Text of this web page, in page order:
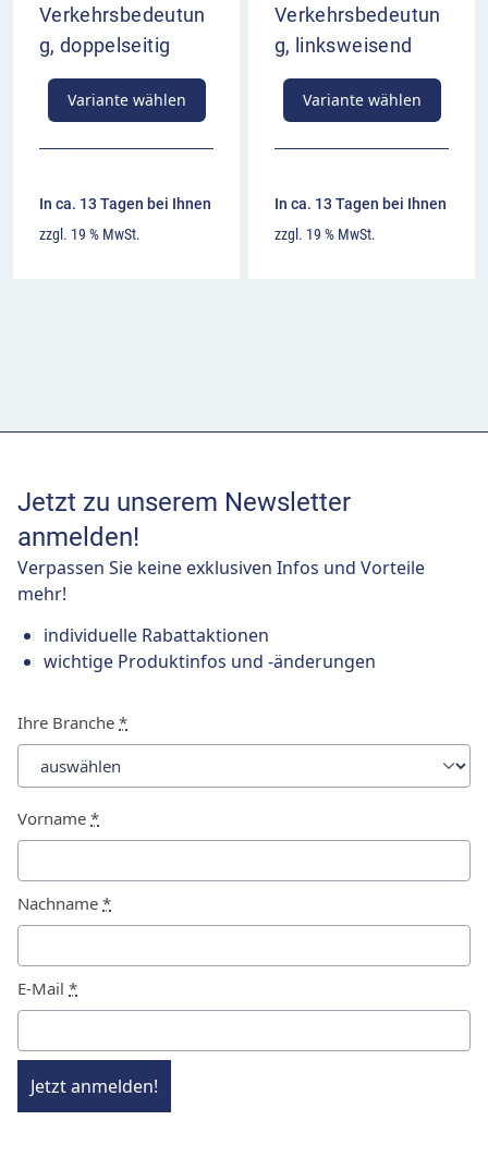
Verkehrsbedeutun
g, doppelseitig
Variante wählen
In ca. 13 Tagen bei Ihnen
zzgl. 19 % MwSt.
Verkehrsbedeutun
g, linksweisend
Variante wählen
In ca. 13 Tagen bei Ihnen
zzgl. 19 % MwSt.
Jetzt zu unserem Newsletter
anmelden!
Verpassen Sie keine exklusiven Infos und Vorteile
mehr!
individuelle Rabattaktionen
wichtige Produktinfos und -änderungen
Ihre Branche *
Vorname *
Nachname *
E-Mail *
Jetzt anmelden!